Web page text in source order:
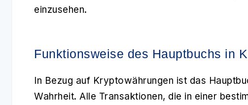
einzusehen.
Funktionsweise des Hauptbuchs in
In Bezug auf Kryptowährungen ist das
Wahrheit. Alle Transaktionen, die in einer